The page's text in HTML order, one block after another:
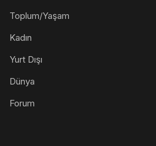
Toplum/Yaşam
Kadın
Yurt Dışı
Dünya
Forum